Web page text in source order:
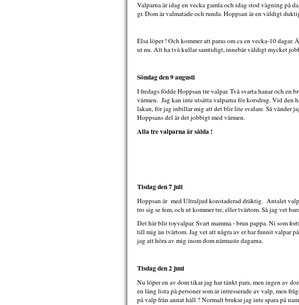
Valparna är idag en vecka gamla och idag stod vägning på
gr. Dom är valmatade och runda. Hoppsan är en väldigt
Elsa löper ! Och kommer att paras om ca en vecka-10
ut nu. Att ha två kullar samtidigt, innebär väldigt mycket
Söndag den 9 augusti
I fredags födde Hoppsan tre valpar. Två svarta hanar och
värmen. Jag kan inte utsätta valparna för korsdrag. Vid den
lakan, för jag inbillar mig att det blir lite svalare. Så vänder
Hoppsans del är det jobbigt med värmen.
Alla tre valparna är sålda !
Tisdag den 7 juli
Hoppsan är med Ultraljud konstaderad dräktig. Antalet
tro sig se fem, och ut kommer tre, eller tvärtom. Så jag vet
Det här blir toyvalpar. Svart mamma - brun pappa. Ni som
till mig än tvärtom. Jag vet att några av er har funnit valpar
jag att höra av mig inom dom närmaste dagarna.
Tisdag den 2 juni
Nu löper en av dom tikar jag har tänkt para, men ingen av
en lång lista på personer som är intresserade av valp, men
på valp från annat håll ? Normalt brukar jag inte spara på